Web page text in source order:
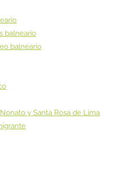
balneario
balneario
y Santa Rosa de Lima